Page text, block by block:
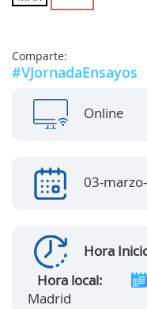
Comparte:
#VJornadaEnsayos
Online
03-
Hora
Hora local:
Madrid